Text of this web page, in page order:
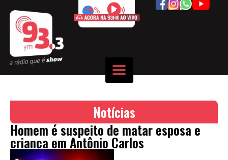
50%
Notícias
Homem é suspeito de matar esposa e
criança em Antônio Carlos